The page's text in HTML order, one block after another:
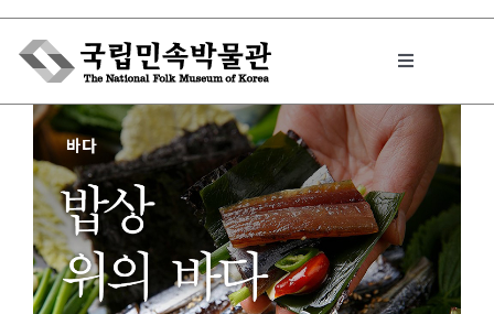
Skip
content
Toggle
박물관에서는
민속이야기